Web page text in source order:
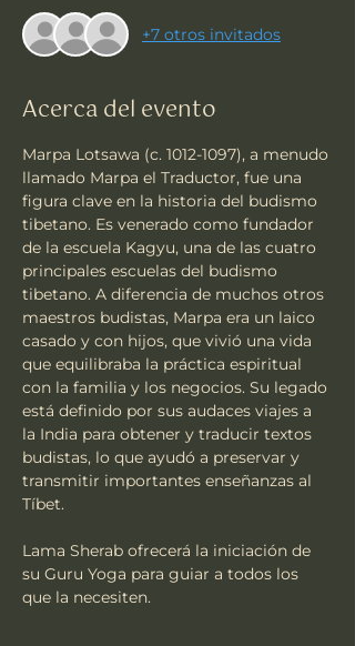
+7 otros invitados
Acerca del evento
Marpa Lotsawa (c. 1012-1097), a menudo
llamado Marpa el Traductor, fue una
figura clave en la historia del budismo
tibetano. Es venerado como fundador
de la escuela Kagyu, una de las cuatro
principales escuelas del budismo
tibetano. A diferencia de muchos otros
maestros budistas, Marpa era un laico
casado y con hijos, que vivió una vida
que equilibraba la práctica espiritual
con la familia y los negocios. Su legado
está definido por sus audaces viajes a
la India para obtener y traducir textos
budistas, lo que ayudó a preservar y
transmitir importantes enseñanzas al
Tíbet.
Lama Sherab ofrecerá la iniciación de
su Guru Yoga para guiar a todos los
que la necesiten.